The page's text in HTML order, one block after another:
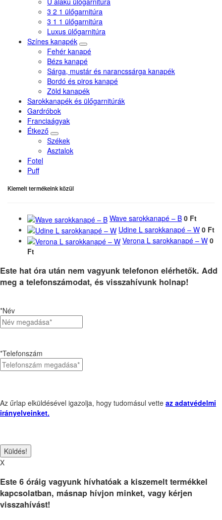
3 2 1 ülőgarnitúra
3 1 1 ülőgarnitúra
Luxus ülőgarnitúra
Színes kanapék
Fehér kanapé
Bézs kanapé
Sárga, mustár és narancssárga kanapék
Bordó és piros kanapé
Zöld kanapék
Sarokkanapék és ülőgarnitúrák
Gardróbok
Franciaágyak
Étkező
Székek
Asztalok
Fotel
Puff
Kiemelt termékeink közül
Wave sarokkanapé – B 0 Ft
Udine L sarokkanapé – W 0 Ft
Verona L sarokkanapé – W 0
Ft
Este hat óra után nem vagyunk telefonon elérhetők. Add
meg a telefonszámodat, és visszahívunk holnap!
*Név
*Telefonszám
Az űrlap elküldésével igazolja, hogy tudomásul vette az adatvédelmi
irányelveinket.
X
Este 6 óráig vagyunk hívhatóak a kiszemelt termékkel
kapcsolatban, másnap hívjon minket, vagy kérjen
visszahívást!